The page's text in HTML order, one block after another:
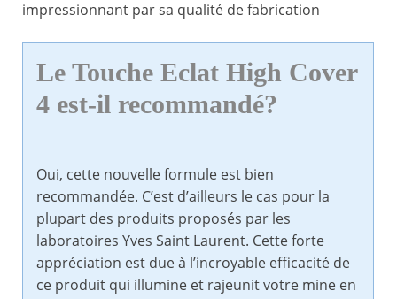
impressionnant par sa qualité de fabrication
Le Touche Eclat High Cover
4 est-il recommandé?
Oui, cette nouvelle formule est bien
recommandée. C’est d’ailleurs le cas pour la
plupart des produits proposés par les
laboratoires Yves Saint Laurent. Cette forte
appréciation est due à l’incroyable efficacité de
ce produit qui illumine et rajeunit votre mine en